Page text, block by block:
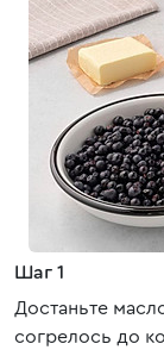
Шаг 1
Достаньте
согрелось до